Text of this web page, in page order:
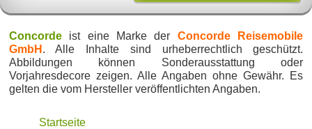
Concordeist eine Marke der Concorde Reisemobile
GmbH . Alle Inhalte sind urheberrechtlich geschützt.
Abbildungen können Sonderausstattung oder
Vorjahresdecore zeigen. Alle Angaben ohne Gewähr. Es
gelten die vom Hersteller veröffentlichten Angaben.
Startseite